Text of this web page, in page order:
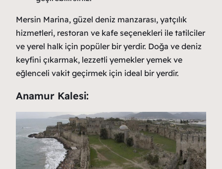
Mersin Marina, güzel deniz manzarası, yatçılık
hizmetleri, restoran ve kafe seçenekleri ile tatilciler
ve yerel halk için popüler bir yerdir. Doğa ve deniz
keyfini çıkarmak, lezzetli yemekler yemek ve
eğlenceli vakit geçirmek için ideal bir yerdir.
Anamur Kalesi: